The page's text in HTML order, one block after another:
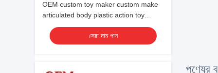
OEM custom toy maker custom make
articulated body plastic action toy
figures
সেরা দাম পান
পণ্যের